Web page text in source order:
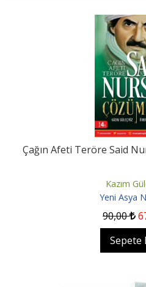
Çağın Afeti Teröre Said
Kazım
Yeni Asya
90,00
Sepete